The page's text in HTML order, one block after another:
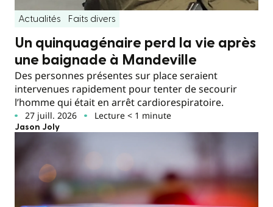
Actualités Faits divers
Un quinquagénaire perd la vie après
une baignade à Mandeville
Des personnes présentes sur place seraient
intervenues rapidement pour tenter de secourir
l’homme qui était en arrêt cardiorespiratoire.
27 juill. 2026 Lecture < 1 minute
Jason Joly